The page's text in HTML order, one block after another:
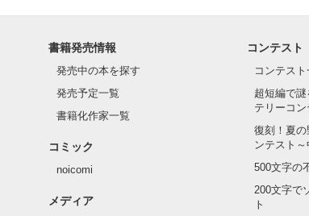
書籍発売情報
発売中の本を探す
発売予定一覧
書籍化作家一覧
コミック
noicomi
メディア
コンテスト
コンテスト
超短編で
テリーコン
復刻！夏
ンテスト
500文字の
200文字で
ト